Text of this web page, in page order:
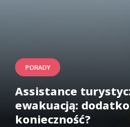
PORADY
Assistance
ewakuacją:
konieczność?